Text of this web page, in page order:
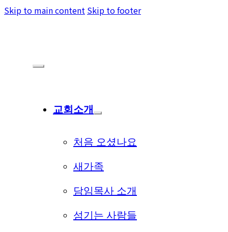
Skip to main content Skip to footer
교회소개
처음 오셨나요
새가족
담임목사 소개
섬기는 사람들